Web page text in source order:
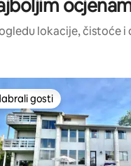
lokacije, čistoće
gosti
gosti